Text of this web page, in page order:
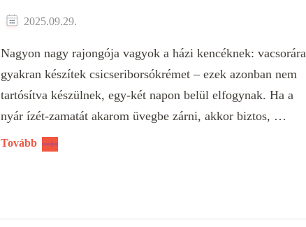
2025.09.29.
Nagyon nagy rajongója vagyok a házi kencéknek: vacsorára
gyakran készítek csicseriborsókrémet – ezek azonban nem
tartósítva készülnek, egy-két napon belül elfogynak. Ha a
nyár ízét-zamatát akarom üvegbe zárni, akkor biztos, …
Tovább